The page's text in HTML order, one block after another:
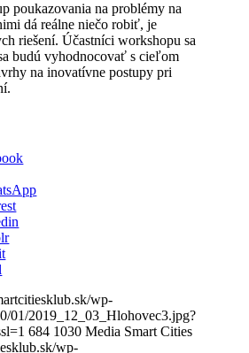
poukazovania na problémy na
dá reálne niečo robiť, je
riešení. Účastníci workshopu sa
budú vyhodnocovať s cieľom
na inovatívne postupy pri
wp-
01/2019_12_03_Hlohovec3.jpg?
684 1030 Media Smart Cities
wp-